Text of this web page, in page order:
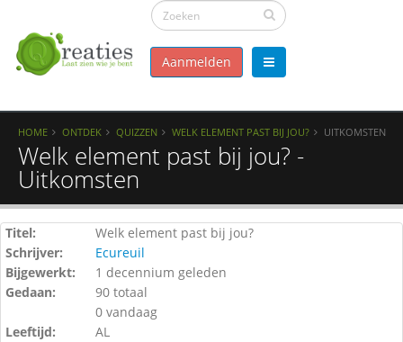
Aanmelden
HOME ONTDEK QUIZZEN WELK ELEMENT PAST BIJ JOU? UITKOMSTEN
Welk element past bij jou? -
Uitkomsten
Titel:
Welk element past bij jou?
Schrijver:
Ecureuil
Bijgewerkt:
1 decennium geleden
Gedaan:
90 totaal
0 vandaag
Leeftijd:
AL